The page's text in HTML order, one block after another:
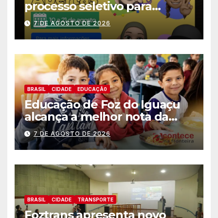
processo seletivo para
estagiários
7 DE AGOSTO DE 2026
BRASIL CIDADE EDUCAÇÃ0
Educação de Foz do Iguaçu
alcança a melhor nota da
história no IDEB
7 DE AGOSTO DE 2026
BRASIL CIDADE TRANSPORTE
Foztrans apresenta novo